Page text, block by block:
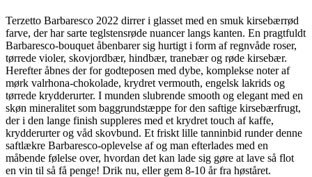
Terzetto Barbaresco 2022 dirrer i glasset med en smuk kirsebærrød
farve, der har sarte teglstensrøde nuancer langs kanten. En pragtfuldt
Barbaresco-bouquet åbenbarer sig hurtigt i form af regnvåde roser,
tørrede violer, skovjordbær, hindbær, tranebær og røde kirsebær.
Herefter åbnes der for godteposen med dybe, komplekse noter af
mørk valrhona-chokolade, krydret vermouth, engelsk lakrids og
tørrede krydderurter. I munden slubrende smooth og elegant med en
skøn mineralitet som baggrundstæppe for den saftige kirsebærfrugt,
der i den lange finish suppleres med et krydret touch af kaffe,
krydderurter og våd skovbund. Et friskt lille tanninbid runder denne
saftlækre Barbaresco-oplevelse af og man efterlades med en
måbende følelse over, hvordan det kan lade sig gøre at lave så flot
en vin til så få penge! Drik nu, eller gem 8-10 år fra høståret.